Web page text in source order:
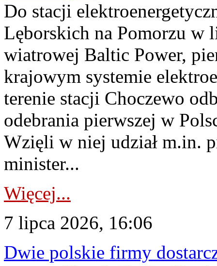
Do stacji
Lęborskich na Pomorzu w
wiatrowej Baltic Power,
krajowym systemie
terenie stacji Choczewo
odebrania pierwszej w
Wzięli w niej udział m.in.
minister...
Więcej...
7 lipca 2026, 16:06
Dwie polskie firmy